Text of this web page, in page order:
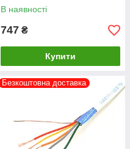
В наявності
747 ₴
Купити
Безкоштовна доставка